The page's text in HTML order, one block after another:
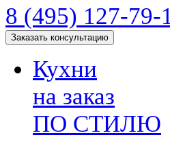
8 (495) 127-79-
Заказать консультацию
Кухни
на заказ
ПО СТИЛЮ